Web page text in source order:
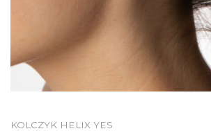
KOLCZYK HELIX YES